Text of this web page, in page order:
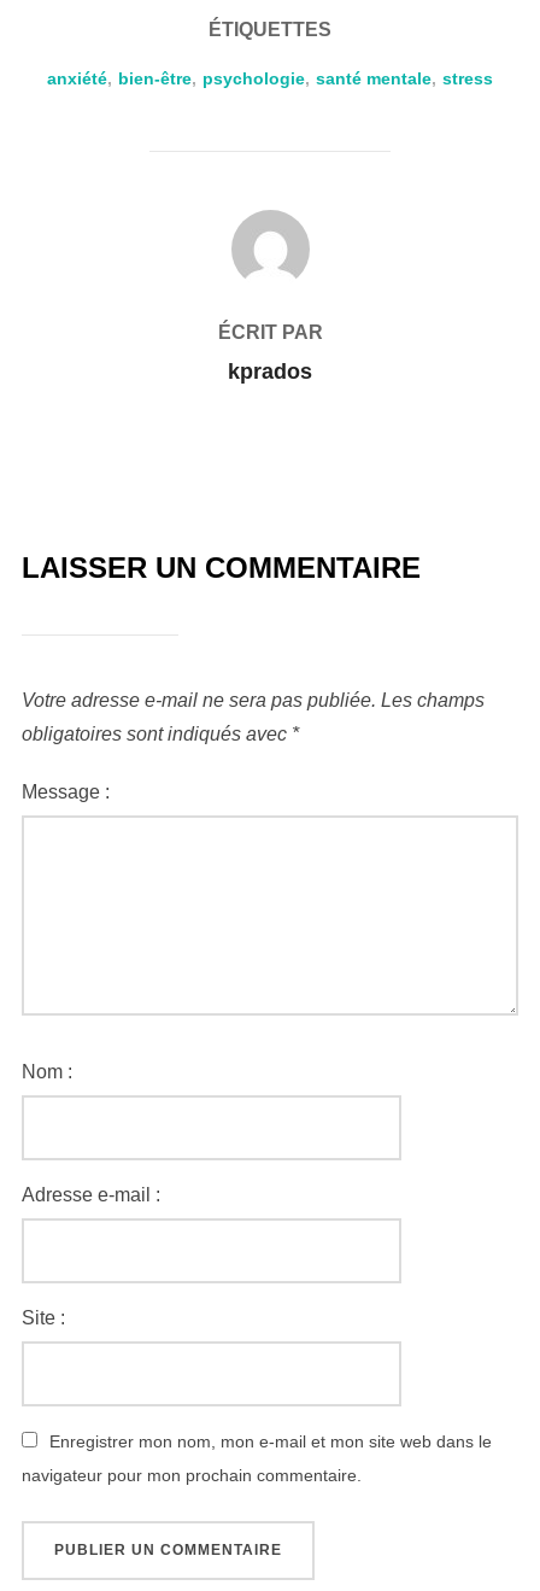
ÉTIQUETTES
anxiété, bien-être, psychologie, santé mentale, stress
AUTEUR DE LA PUBLICATION
ÉCRIT PAR
kprados
LAISSER UN COMMENTAIRE
Votre adresse e-mail ne sera pas publiée. Les champs
obligatoires sont indiqués avec *
Message :
Nom :
Adresse e-mail :
Site :
Enregistrer mon nom, mon e-mail et mon site web dans le
navigateur pour mon prochain commentaire.